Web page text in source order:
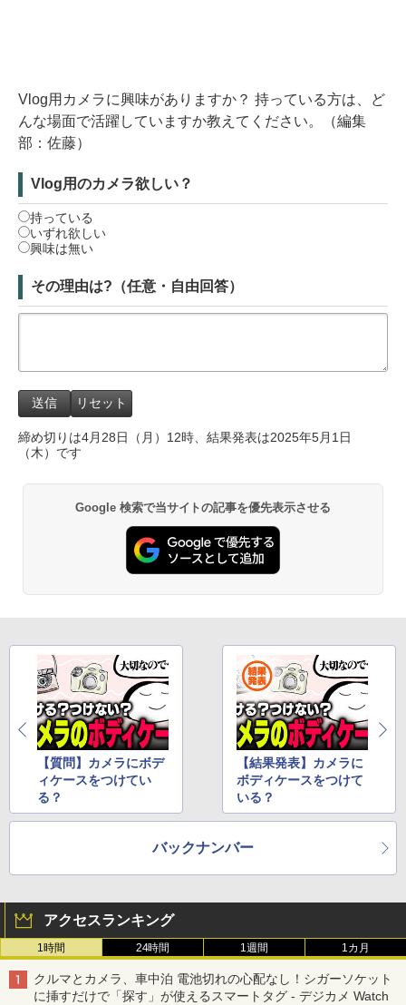
Vlog用カメラに興味がありますか？ 持っている方は、ど
んな場面で活躍していますか教えてください。（編集
部：佐藤）
Vlog用のカメラ欲しい？
持っている
いずれ欲しい
興味は無い
その理由は?（任意・自由回答）
締め切りは4月28日（月）12時、結果発表は2025年5月1日
（木）です
Google 検索で当サイトの記事を優先表示させる
【質問】カメラにボデ
ィケースをつけてい
る？
【結果発表】カメラに
ボディケースをつけて
いる？
バックナンバー
アクセスランキング
1時間 24時間 1週間 1カ月
クルマとカメラ、車中泊 電池切れの心配なし！シガーソケット
に挿すだけで「探す」が使えるスマートタグ - デジカメ Watch